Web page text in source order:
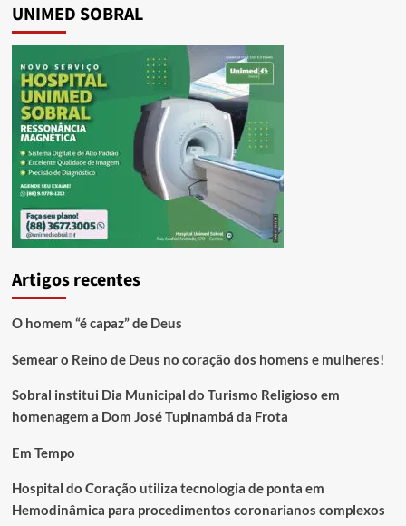
UNIMED SOBRAL
Artigos recentes
O homem “é capaz” de Deus
Semear o Reino de Deus no coração dos homens e mulheres!
Sobral institui Dia Municipal do Turismo Religioso em
homenagem a Dom José Tupinambá da Frota
Em Tempo
Hospital do Coração utiliza tecnologia de ponta em
Hemodinâmica para procedimentos coronarianos complexos